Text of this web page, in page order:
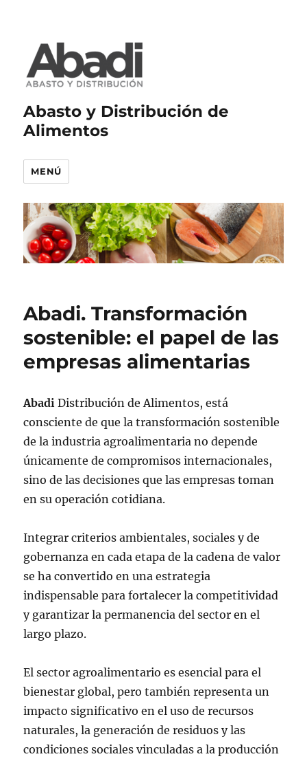
Abasto y Distribución de
Alimentos
MENÚ
Abadi. Transformación
sostenible: el papel de las
empresas alimentarias
Abadi Distribución de Alimentos, está
consciente de que la transformación sostenible
de la industria agroalimentaria no depende
únicamente de compromisos internacionales,
sino de las decisiones que las empresas toman
en su operación cotidiana.
Integrar criterios ambientales, sociales y de
gobernanza en cada etapa de la cadena de valor
se ha convertido en una estrategia
indispensable para fortalecer la competitividad
y garantizar la permanencia del sector en el
largo plazo.
El sector agroalimentario es esencial para el
bienestar global, pero también representa un
impacto significativo en el uso de recursos
naturales, la generación de residuos y las
condiciones sociales vinculadas a la producción